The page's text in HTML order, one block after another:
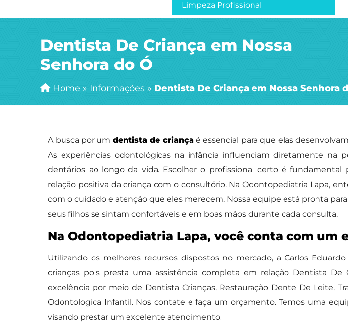
Limpeza Profissional
Dentista De Criança em Nossa
Senhora do Ó
Home » Informações » Dentista De Criança em Nossa Senhora
A busca por um dentista de criançaé essencial para que elas
As experiências odontológicas na infância influenciam diretamente na
dentários ao longo da vida. Escolher o profissional certo é
relação positiva da criança com o consultório. Na Odontopediatria Lapa,
com o cuidado e atenção que eles merecem. Nossa equipe está pronta
seus filhos se sintam confortáveis e em boas mãos durante cada consulta.
Na Odontopediatria Lapa, você conta com um
Utilizando os melhores recursos dispostos no mercado, a Carlos
crianças pois presta uma assistência completa em relação Dentista
excelência por meio de Dentista Crianças, Restauração Dente De Leite,
Odontologica Infantil. Nos contate e faça um orçamento. Temos uma
visando prestar um excelente atendimento.